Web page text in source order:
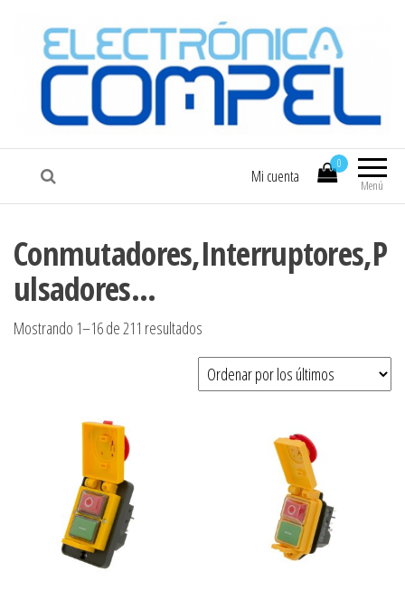
COMPEL Electrónica COMPEL
Menú
0
Mi cuenta
Conmutadores,Interruptores,P
ulsadores...
Mostrando 1–16 de 211 resultados